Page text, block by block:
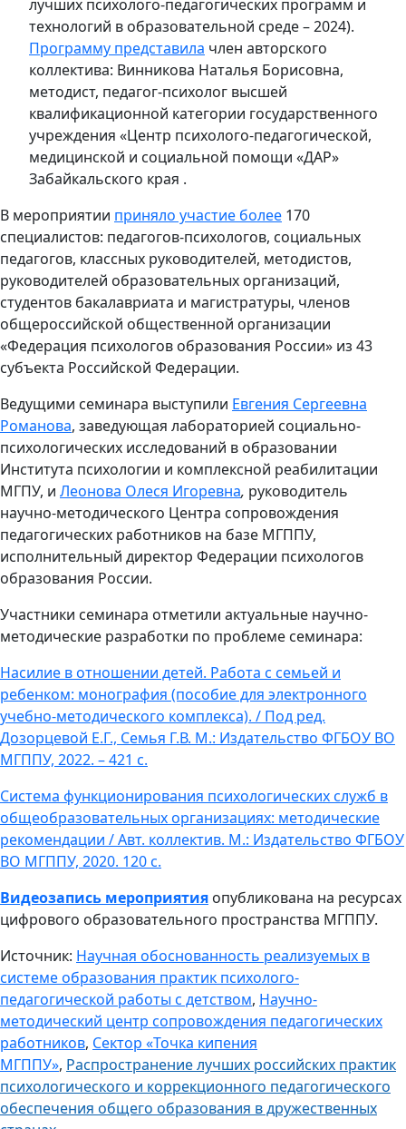
лучших психолого-педагогических программ и
технологий в образовательной среде – 2024).
Программу представила член авторского
коллектива: Винникова Наталья Борисовна,
методист, педагог-психолог высшей
квалификационной категории государственного
учреждения «Центр психолого-педагогической,
медицинской и социальной помощи «ДАР»
Забайкальского края .
В мероприятии приняло участие более 170
специалистов: педагогов-психологов, социальных
педагогов, классных руководителей, методистов,
руководителей образовательных организаций,
студентов бакалавриата и магистратуры, членов
общероссийской общественной организации
«Федерация психологов образования России» из 43
субъекта Российской Федерации.
Ведущими семинара выступили Евгения Сергеевна
Романова, заведующая лабораторией социально-
психологических исследований в образовании
Института психологии и комплексной реабилитации
МГПУ, и Леонова Олеся Игоревна, руководитель
научно-методического Центра сопровождения
педагогических работников на базе МГППУ,
исполнительный директор Федерации психологов
образования России.
Участники семинара отметили актуальные научно-
методические разработки по проблеме семинара:
Насилие в отношении детей. Работа с семьей и
ребенком: монография (пособие для электронного
учебно-методического комплекса). / Под ред.
Дозорцевой Е.Г., Семья Г.В. М.: Издательство ФГБОУ ВО
МГППУ, 2022. – 421 с.
Система функционирования психологических служб в
общеобразовательных организациях: методические
рекомендации / Авт. коллектив. М.: Издательство ФГБОУ
ВО МГППУ, 2020. 120 с.
Видеозапись мероприятия опубликована на ресурсах
цифрового образовательного пространства МГППУ.
Источник: Научная обоснованность реализуемых в
системе образования практик психолого-
педагогической работы с детством, Научно-
методический центр сопровождения педагогических
работников, Сектор «Точка кипения
МГППУ», Распространение лучших российских практик
психологического и коррекционного педагогического
обеспечения общего образования в дружественных